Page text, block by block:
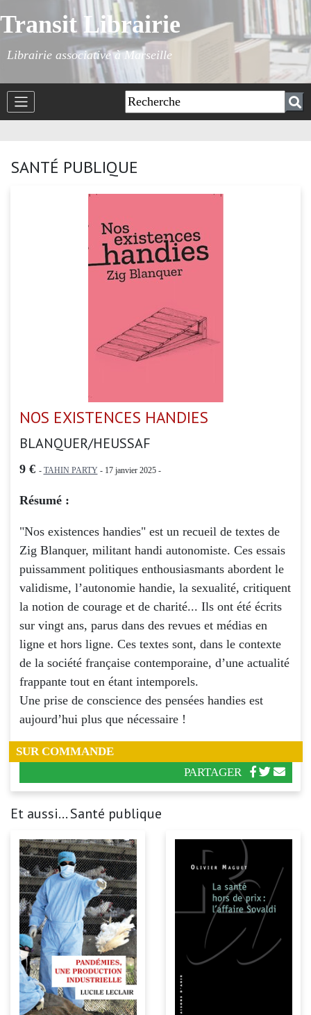
Transit Librairie
Librairie associative à Marseille
SANTÉ PUBLIQUE
NOS EXISTENCES HANDIES
BLANQUER/HEUSSAF
9 € - TAHIN PARTY- 17 janvier 2025 -
Résumé :
"Nos existences handies" est un recueil de textes de
Zig Blanquer, militant handi autonomiste. Ces essais
puissamment politiques enthousiasmants abordent le
validisme, l’autonomie handie, la sexualité, critiquent
la notion de courage et de charité... Ils ont été écrits
sur vingt ans, parus dans des revues et médias en
ligne et hors ligne. Ces textes sont, dans le contexte
de la société française contemporaine, d’une actualité
frappante tout en étant intemporels.
Une prise de conscience des pensées handies est
aujourd’hui plus que nécessaire !
SUR COMMANDE
PARTAGER
Et aussi... Santé publique